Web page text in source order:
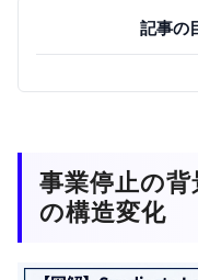
記事の
事業停止の
の構造変化